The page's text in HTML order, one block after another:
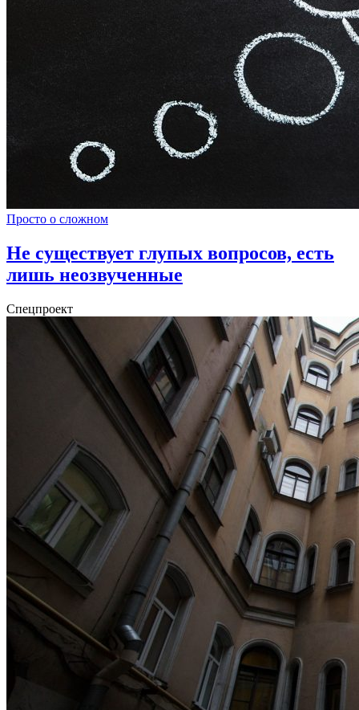
Просто о сложном
Не существует глупых вопросов, есть
лишь неозвученные
Спецпроект